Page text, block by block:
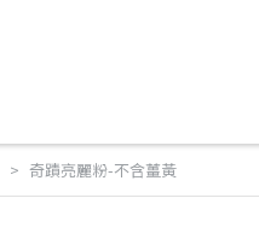
奇蹟亮麗粉-不含薑黃